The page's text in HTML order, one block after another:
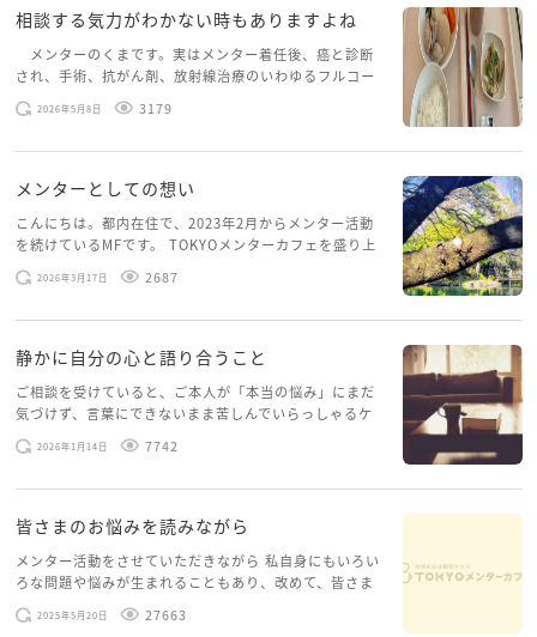
相談する気力がわかない時もありますよね
メンターのくまです。実はメンター着任後、癌と診断
され、手術、抗がん剤、放射線治療のいわゆるフルコー
スを体験していて、しばらくメンターカフェに来られて
いませんでした。体力だけでなく、気力も落ちパソコン
2026年5月8日 3179
メンターとしての想い
こんにちは。都内在住で、2023年2月からメンター活動
を続けているMFです。 TOKYOメンターカフェを盛り上
げたいという想いから、勇気を出して初めてブログを投
稿してみようと思います。少し自分のことを書いてみま
2026年3月17日 2687
静かに自分の心と語り合うこと
ご相談を受けていると、ご本人が「本当の悩み」にまだ
気づけず、言葉にできないまま苦しんでいらっしゃるケ
ースがありますお悩みというのは、心の深いところ（深
層心理）に触れることで、まったく違う角度から解決の
2026年1月14日 7742
皆さまのお悩みを読みながら
メンター活動をさせていただきながら 私自身にもいろい
ろな問題や悩みが生まれることもあり、改めて、皆さま
のお悩みを読みながら 「みんな、もがいてる。わたし
だけじゃないんだな」と、逆に励まされるような日々で
2025年5月20日 27663